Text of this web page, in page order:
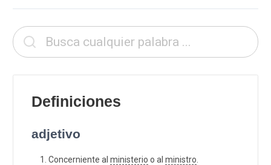
Definiciones
adjetivo
Concerniente al ministerio o al ministro